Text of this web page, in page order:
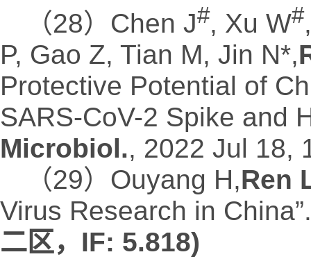
（28）Chen J#, Xu W#
P, Gao Z, Tian M, Jin N*,
Protective Potential of
SARS-CoV-2 Spike and
Microbiol., 2022 Jul 18,
（29）Ouyang H,Ren
Virus Research in China”.
二区，IF: 5.818)